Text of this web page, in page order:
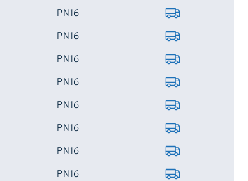
PN16
PN16
PN16
PN16
PN16
PN16
PN16
PN16